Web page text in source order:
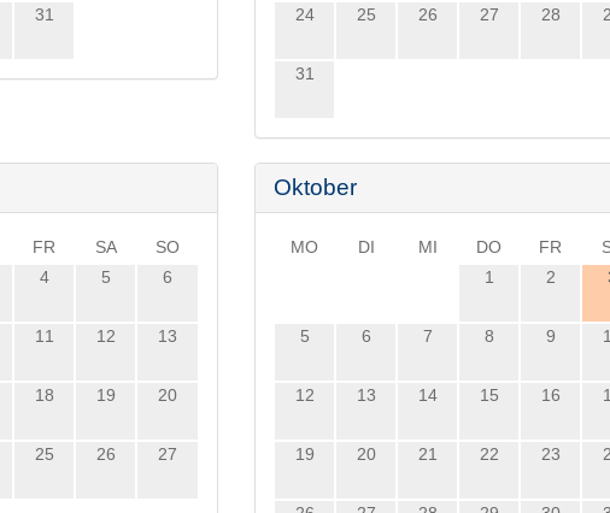
31 24 25 26 27 28
31
FR SA
SO
4 5 6
11 12 13
18 19 20
25 26 27
Oktober
MO DI MI DO FR
1
2
5 6 7 8 9
12 13 14 15 16
19 20 21 22 23